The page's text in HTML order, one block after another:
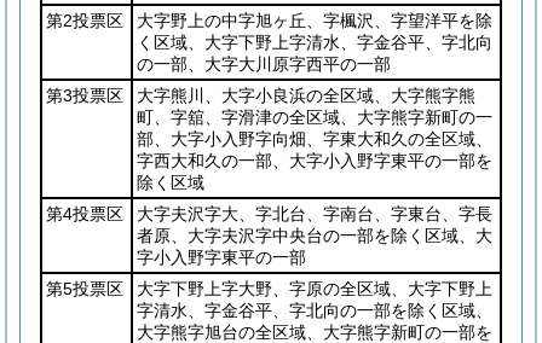
第2投票区
大字野上の中字旭ヶ丘、字楓沢、字望洋平を除
く区域、大字下野上字清水、字金谷平、字北向
の一部、大字大川原字西平の一部
第3投票区
大字熊川、大字小良浜の全区域、大字熊字熊
町、字舘、字滑津の全区域、大字熊字新町の一
部、大字小入野字向畑、字東大和久の全区域、
字西大和久の一部、大字小入野字東平の一部を
除く区域
第4投票区
大字夫沢字大、字北台、字南台、字東台、字長
者原、大字夫沢字中央台の一部を除く区域、大
字小入野字東平の一部
第5投票区
大字下野上字大野、字原の全区域、大字下野上
字清水、字金谷平、字北向の一部を除く区域、
大字熊字旭台の全区域、大字熊字新町の一部を